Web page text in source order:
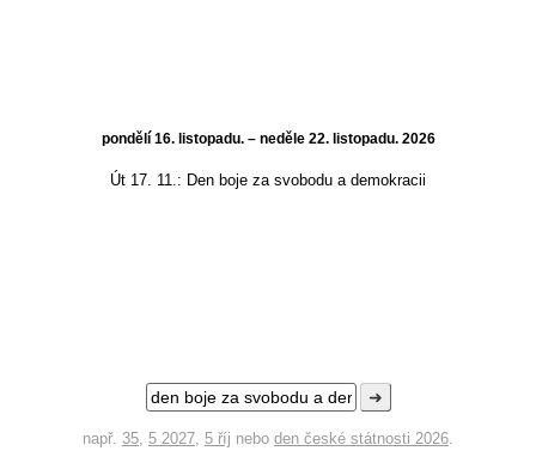
pondělí 16. listopadu. – neděle 22. listopadu. 2026
Út 17. 11.: Den boje za svobodu a demokracii
➜
např. 35, 5 2027, 5 říj nebo den české státnosti 2026.